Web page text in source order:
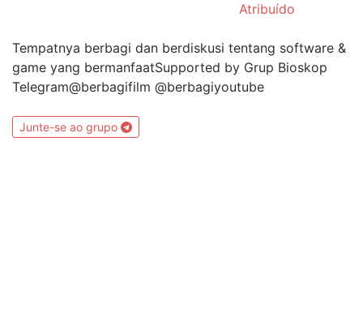
Atribuído
Tempatnya berbagi dan berdiskusi tentang software &
game yang bermanfaatSupported by Grup Bioskop
Telegram@berbagifilm @berbagiyoutube
Junte-se ao grupo